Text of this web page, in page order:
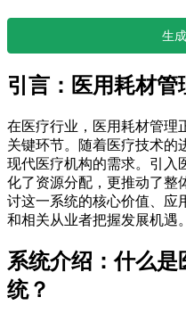
生
引言：医用耗材管
在医疗行业，医用耗材管理
关键环节。随着医疗技术的
现代医疗机构的需求。引入
化了资源分配，更推动了整
讨这一系统的核心价值、应
和相关从业者把握发展机遇。
系统介绍：什么
统？